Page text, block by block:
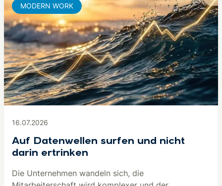
16.07.2026
Auf Datenwellen surfen und nicht
darin ertrinken
Die Unternehmen wandeln sich, die
MODERN WORK